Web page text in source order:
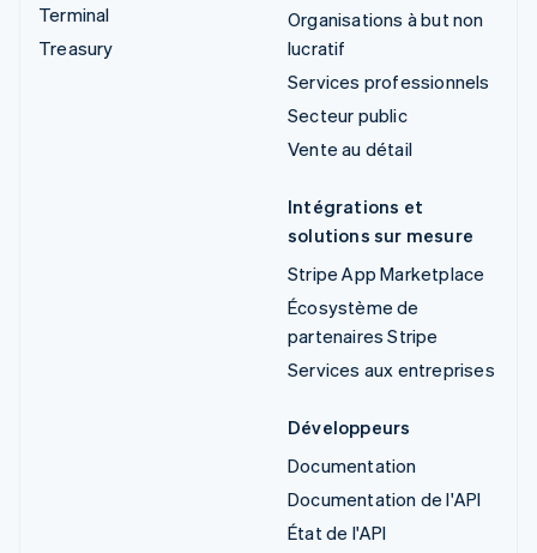
Terminal
Treasury
Organisations à but non
lucratif
Services professionnels
Secteur public
Vente au détail
Intégrations et
solutions sur mesure
Stripe App Marketplace
Écosystème de
partenaires Stripe
Services aux entreprises
Développeurs
Documentation
Documentation de l'API
État de l'API